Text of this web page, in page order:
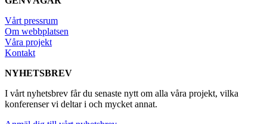
Vårt pressrum
Om webbplatsen
Våra projekt
Kontakt
NYHETSBREV
I vårt nyhetsbrev får du senaste nytt om alla våra projekt, vilka
konferenser vi deltar i och mycket annat.